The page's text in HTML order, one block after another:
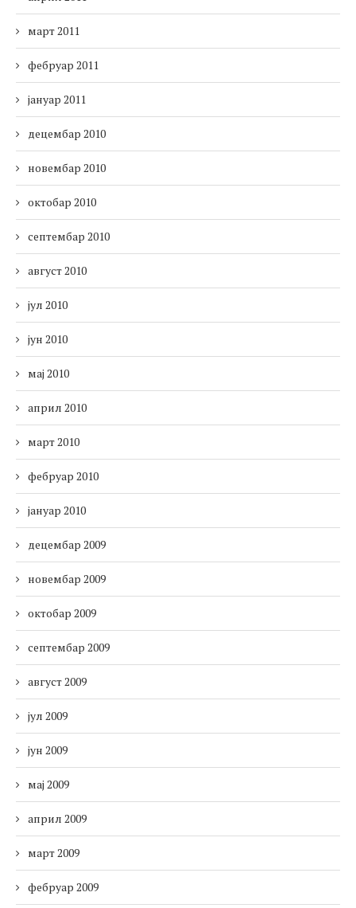
март 2011
фебруар 2011
јануар 2011
децембар 2010
новембар 2010
октобар 2010
септембар 2010
август 2010
јул 2010
јун 2010
мај 2010
април 2010
март 2010
фебруар 2010
јануар 2010
децембар 2009
новембар 2009
октобар 2009
септембар 2009
август 2009
јул 2009
јун 2009
мај 2009
април 2009
март 2009
фебруар 2009